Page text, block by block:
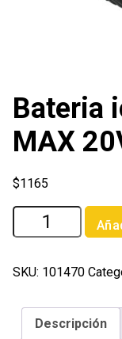
Bateria
MAX
$1165
Bateria
ion
Truper
20V
SKU: 101470
Descripción